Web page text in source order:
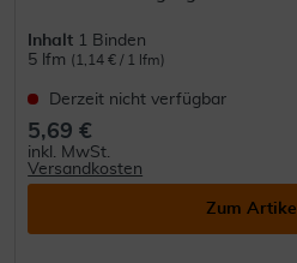
Inhalt 1 Binden
5 lfm (1,14 € / 1 lfm)
Derzeit nicht verfügbar
5,69 €
inkl. MwSt.
Versandkosten
Zum Artikel